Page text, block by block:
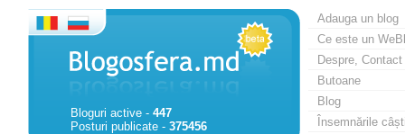
Bloguri active - 447
Posturi publicate - 375456
Adauga un blog
Ce este un
Despre, Contact
Butoane
Blog
Însemnările